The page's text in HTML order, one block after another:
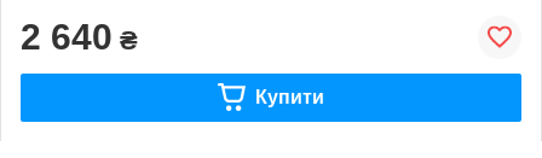
2 640 ₴
Купити